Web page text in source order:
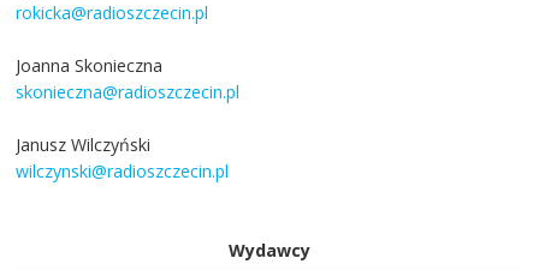
rokicka@radioszczecin.pl
Joanna Skonieczna
skonieczna@radioszczecin.pl
Janusz Wilczyński
wilczynski@radioszczecin.pl
Wydawcy